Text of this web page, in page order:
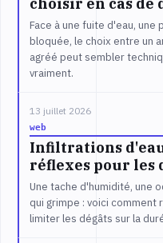
Face à une fuite d'eau,
bloquée, le choix entre un
agréé peut sembler
vraiment.
13 juillet 2026
web
Infiltrations
réflexes pour les
Une tache d'humidité, une
qui grimpe : voici
limiter les dégâts sur la